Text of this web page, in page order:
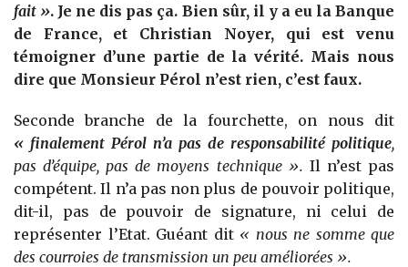
fait ». Je ne dis pas ça. Bien sûr, il y a eu la Banque
de France, et Christian Noyer, qui est venu
témoigner d’une partie de la vérité. Mais nous
dire que Monsieur Pérol n’est rien, c’est faux.
Seconde branche de la fourchette, on nous dit
« finalement Pérol n’a pas de responsabilité politique,
pas d’équipe, pas de moyens technique ». Il n’est pas
compétent. Il n’a pas non plus de pouvoir politique,
dit-il, pas de pouvoir de signature, ni celui de
représenter l’Etat. Guéant dit « nous ne somme que
des courroies de transmission un peu améliorées ».